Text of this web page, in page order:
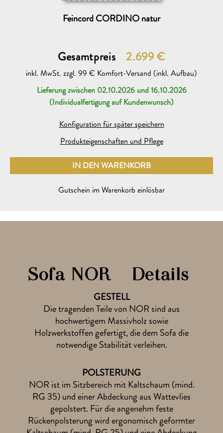
Beratungsgespräch mit einem søfa.com Experten
Ich möchte dazu heute oder am folgenden Werktag (Mo bis
Sa 11-19 Uhr) auf folgender Rufnummer angerufen werden
Gutscheinneu
Bitte Gutschein-Code mitschicken zur Bestellung des
Datenschutzgelesen
MUSTER BESTELLEN
das ist kostenlos & unverbindlich
Feincord CORDINO natur
Gesamtpreis 2.699€
inkl. MwSt. zzgl. 99 € Komfort-Versand (inkl. Aufbau)
Lieferung zwischen 02.10.2026 und 16.10.2026
(Individualfertigung auf Kundenwunsch)
Konfiguration für später speichern
Produkteigenschaften und Pflege
IN DEN WARENKORB
Gutschein im Warenkorb einlösbar
Sofa NOR – Details
GESTELL
Die tragenden Teile von NOR sind aus
hochwertigem Massivholz sowie
Holzwerkstoffen gefertigt, die dem Sofa die
notwendige Stabilität verleihen.
POLSTERUNG
NOR ist im Sitzbereich mit Kaltschaum (mind.
RG 35) und einer Abdeckung aus Wattevlies
gepolstert. Für die angenehm feste
Rückenpolsterung wird ergonomisch geformter